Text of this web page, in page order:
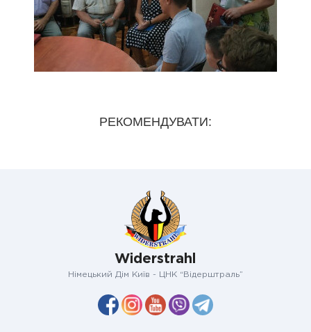
РЕКОМЕНДУВАТИ:
Widerstrahl
Німецький Дім Київ - ЦНК “Відерштраль”